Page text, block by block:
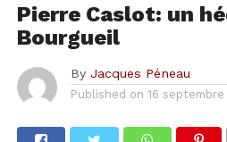
Pierre Caslot: un
Bourgueil
By Jacques Péneau
Published on 16 septembre